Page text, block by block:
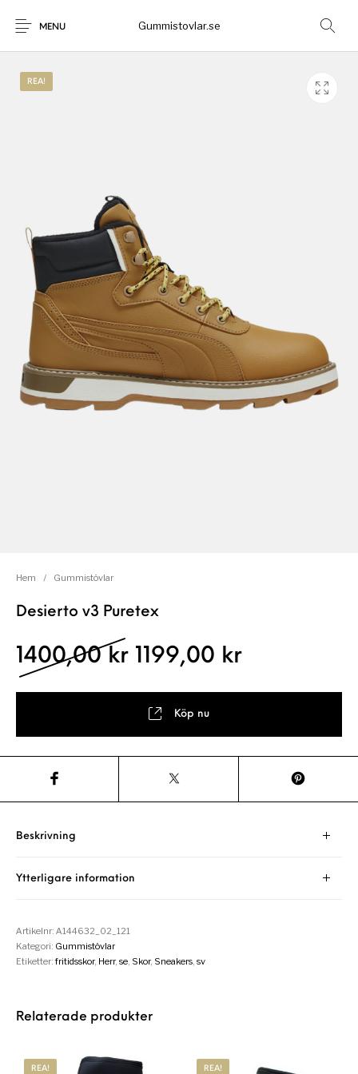
MENU Gummistovlar.se
REA!
Hem / Gummistövlar
Desierto v3 Puretex
1400,00 kr Det ursprungliga
1199,00 krDet
Köp nu
Beskrivning
Ytterligare information
Artikelnr:A144632_02_121
Kategori: Gummistövlar
Etiketter:fritidsskor, Herr,se Skor, Sneakers ,sv
Relaterade produkter
REA! REA!